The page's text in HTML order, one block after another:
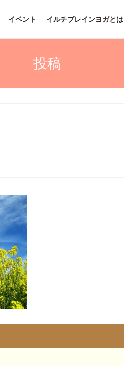
イベント イルチブレインヨガとは
投稿